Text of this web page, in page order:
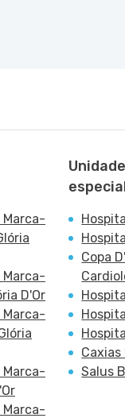
D'Or
Copa
Caxias
Salus